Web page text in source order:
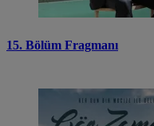
15. Bölüm Fragmanı